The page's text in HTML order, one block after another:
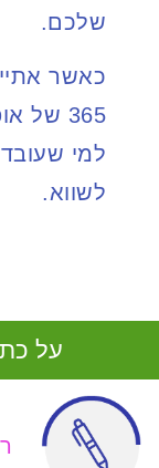
שלכם.
כאשר
365
למי
לשווא.
על